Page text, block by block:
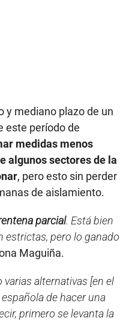
y mediano plazo de un
este período de
medidas menos
algunos sectores de la
, pero esto sin perder
de aislamiento.
parcial. Está bien
estrictas, pero lo ganado
Maguiña.
varias alternativas [en el
de hacer una
primero se levanta la